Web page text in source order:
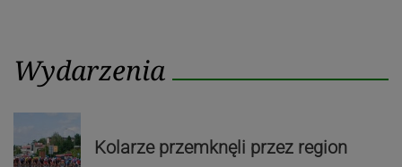
Wydarzenia
Kolarze przemknęli przez region